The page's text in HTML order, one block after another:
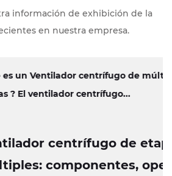
información de exhibición de la
en nuestra empresa.
de etapas
operación
centrífugo...